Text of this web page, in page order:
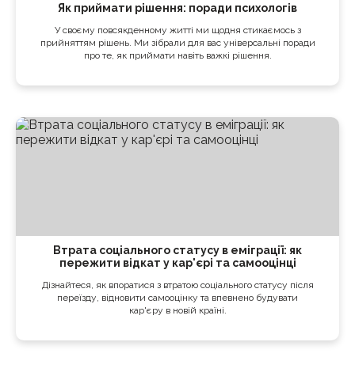
Як приймати рішення: поради психологів
У своєму повсякденному житті ми щодня стикаємось з
прийняттям рішень. Ми зібрали для вас універсальні поради
про те, як приймати навіть важкі рішення.
Втрата соціального статусу в еміграції: як
пережити відкат у кар'єрі та самооцінці
Дізнайтеся, як впоратися з втратою соціального статусу після
переїзду, відновити самооцінку та впевнено будувати
кар'єру в новій країні.